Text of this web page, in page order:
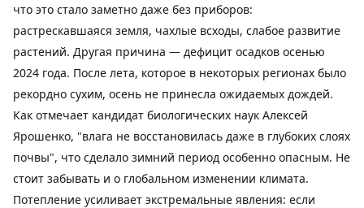
что это стало заметно даже без приборов:
растрескавшаяся земля, чахлые всходы, слабое развитие
растений. Другая причина — дефицит осадков осенью
2024 года. После лета, которое в некоторых регионах было
рекордно сухим, осень не принесла ожидаемых дождей.
Как отмечает кандидат биологических наук Алексей
Ярошенко, "влага не восстановилась даже в глубоких слоях
почвы", что сделало зимний период особенно опасным. Не
стоит забывать и о глобальном изменении климата.
Потепление усиливает экстремальные явления: если